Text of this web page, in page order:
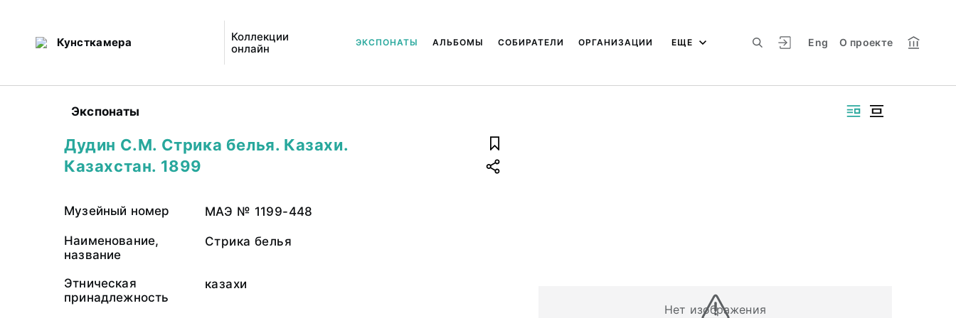
Кунсткамера
Коллекции
онлайн
Eng О проекте
ЭКСПОНАТЫ АЛЬБОМЫ СОБИРАТЕЛИ ОРГАНИЗАЦИИ ЕЩЕ
Экспонаты
Нет изображения
Дудин С.М. Стрика белья. Казахи.
Казахстан. 1899
Музейный номер МАЭ № 1199-448
Наименование,
название
Стрика белья
Этническая
принадлежность
казахи